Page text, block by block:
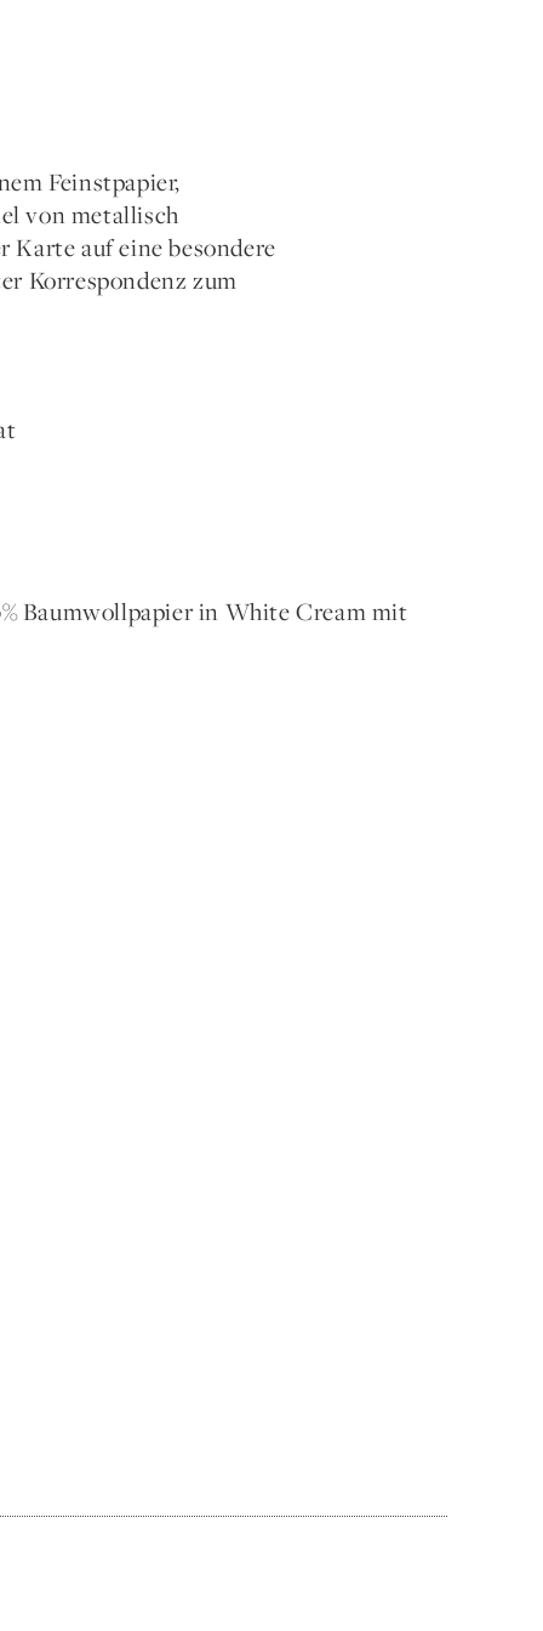
Feinstpapier,
von metallisch
auf eine besondere
Korrespondenz zum
Baumwollpapier in White Cream mit